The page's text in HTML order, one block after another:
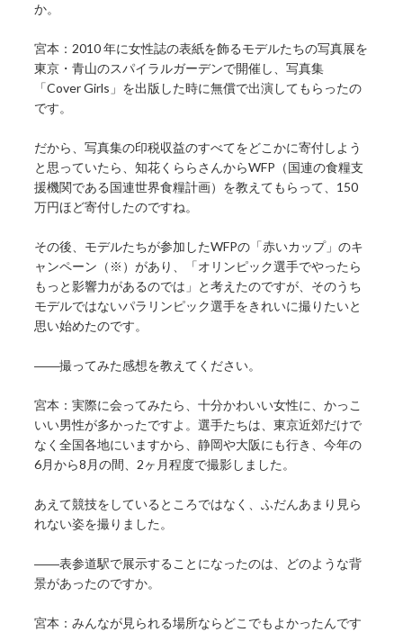
か。
宮本：2010 年に女性誌の表紙を飾るモデルたちの写真展を
東京・青山のスパイラルガーデンで開催し、写真集
「Cover Girls」を出版した時に無償で出演してもらったの
です。
だから、写真集の印税収益のすべてをどこかに寄付しよう
と思っていたら、知花くららさんからWFP（国連の食糧支
援機関である国連世界食糧計画）を教えてもらって、150
万円ほど寄付したのですね。
その後、モデルたちが参加したWFPの「赤いカップ」のキ
ャンペーン（※）があり、「オリンピック選手でやったら
もっと影響力があるのでは」と考えたのですが、そのうち
モデルではないパラリンピック選手をきれいに撮りたいと
思い始めたのです。
――撮ってみた感想を教えてください。
宮本：実際に会ってみたら、十分かわいい女性に、かっこ
いい男性が多かったですよ。選手たちは、東京近郊だけで
なく全国各地にいますから、静岡や大阪にも行き、今年の
6月から8月の間、2ヶ月程度で撮影しました。
あえて競技をしているところではなく、ふだんあまり見ら
れない姿を撮りました。
――表参道駅で展示することになったのは、どのような背
景があったのですか。
宮本：みんなが見られる場所ならどこでもよかったんです